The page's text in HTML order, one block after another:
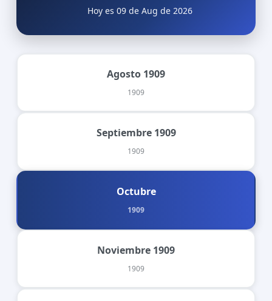
Hoy es 09 de Aug de 2026
Agosto 1909
1909
Septiembre 1909
1909
Octubre
1909
Noviembre 1909
1909